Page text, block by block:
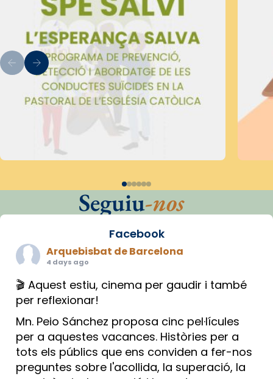
Seguiu-nos
Facebook
Arquebisbat de Barcelona
4 days ago
🎬 Aquest estiu, cinema per gaudir i també
per reflexionar!
Mn. Peio Sánchez proposa cinc pel·lícules
per a aquestes vacances. Històries per a
tots els públics que ens conviden a fer-nos
preguntes sobre l'acollida, la superació, la